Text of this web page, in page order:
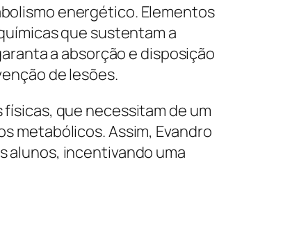
energético. Elementos
que sustentam a
a absorção e disposição
de lesões.
que necessitam de um
metabólicos. Assim, Evandro
alunos, incentivando uma